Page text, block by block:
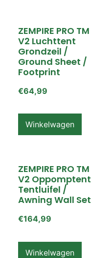
ZEMPIRE PRO TM
V2 Luchttent
Grondzeil /
Ground Sheet /
Footprint
€64,99
Winkelwagen
ZEMPIRE PRO TM
V2 Oppomptent
Tentluifel /
Awning Wall Set
€164,99
Winkelwagen